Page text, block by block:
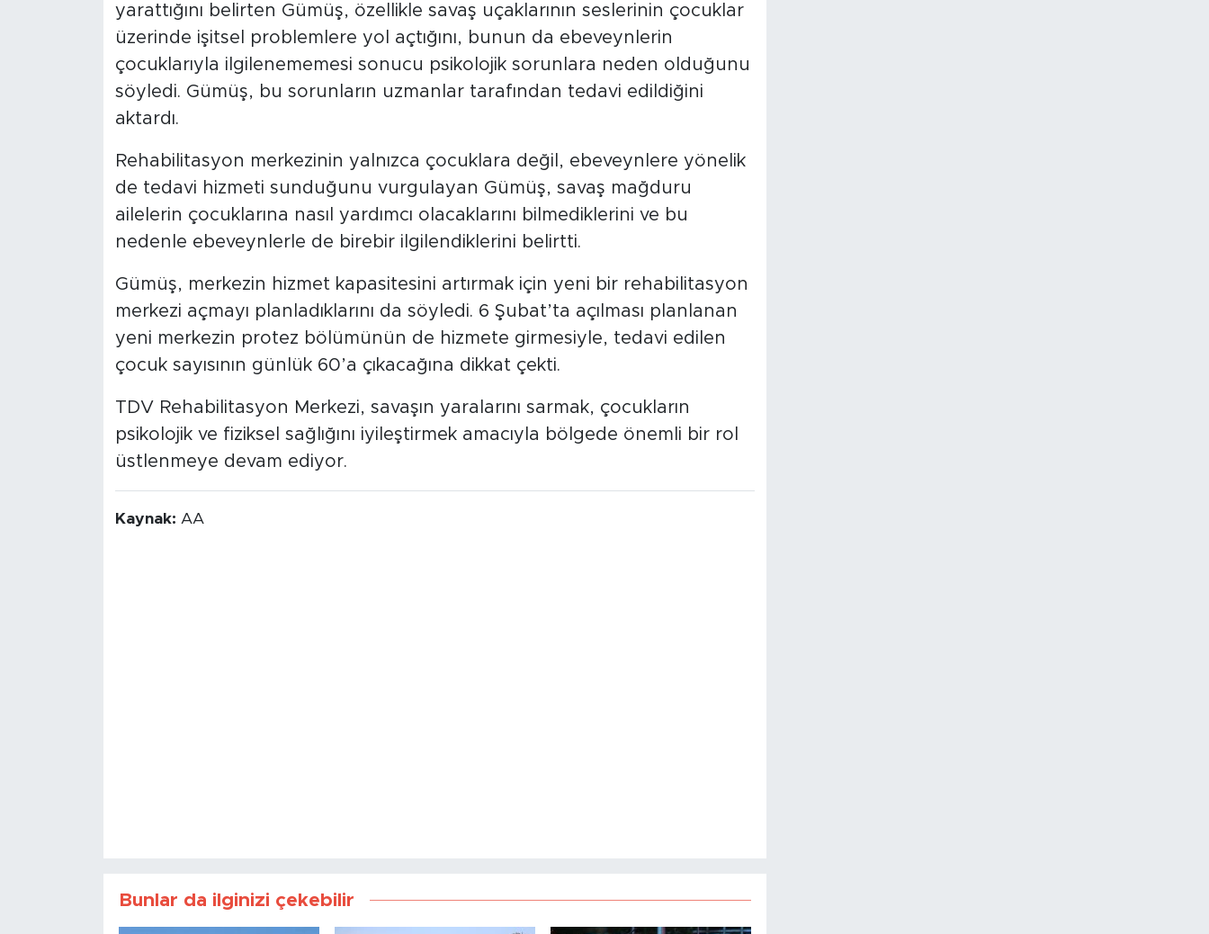
yarattığını belirten Gümüş, özellikle savaş uçaklarının seslerinin çocuklar
üzerinde işitsel problemlere yol açtığını, bunun da ebeveynlerin
çocuklarıyla ilgilenememesi sonucu psikolojik sorunlara neden olduğunu
söyledi. Gümüş, bu sorunların uzmanlar tarafından tedavi edildiğini
aktardı.
Rehabilitasyon merkezinin yalnızca çocuklara değil, ebeveynlere yönelik
de tedavi hizmeti sunduğunu vurgulayan Gümüş, savaş mağduru
ailelerin çocuklarına nasıl yardımcı olacaklarını bilmediklerini ve bu
nedenle ebeveynlerle de birebir ilgilendiklerini belirtti.
Gümüş, merkezin hizmet kapasitesini artırmak için yeni bir rehabilitasyon
merkezi açmayı planladıklarını da söyledi. 6 Şubat’ta açılması planlanan
yeni merkezin protez bölümünün de hizmete girmesiyle, tedavi edilen
çocuk sayısının günlük 60’a çıkacağına dikkat çekti.
TDV Rehabilitasyon Merkezi, savaşın yaralarını sarmak, çocukların
psikolojik ve fiziksel sağlığını iyileştirmek amacıyla bölgede önemli bir rol
üstlenmeye devam ediyor.
Kaynak: AA
Bunlar da ilginizi çekebilir